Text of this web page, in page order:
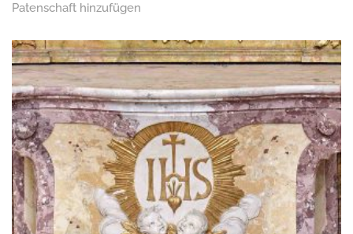
Patenschaft hinzufügen